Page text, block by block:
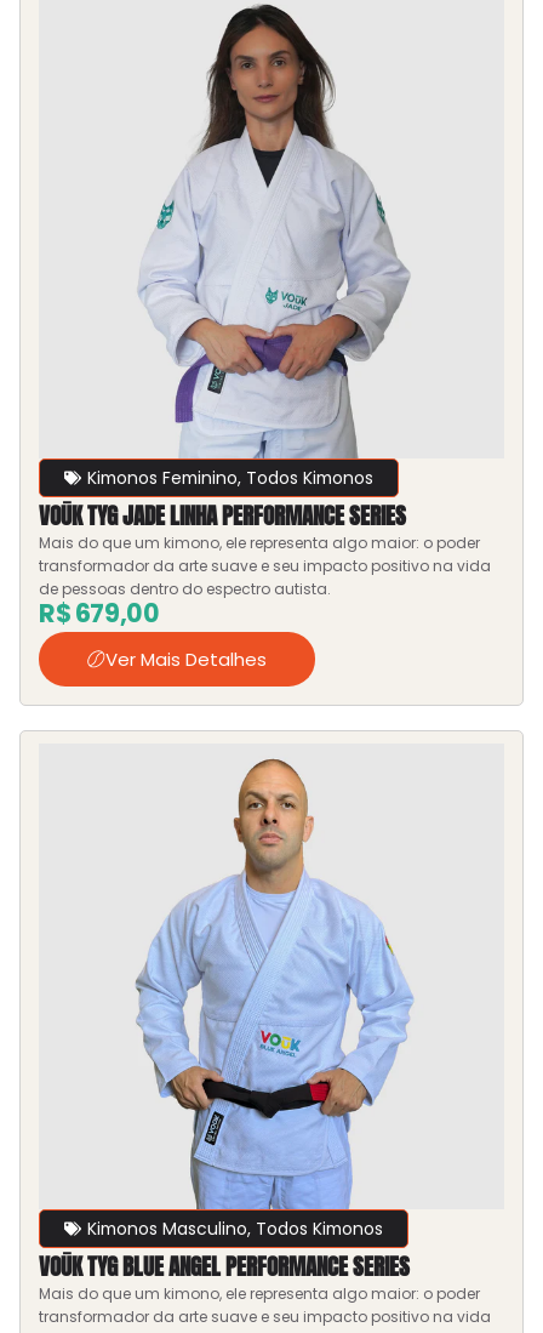
Kimonos Feminino, Todos Kimonos
VOŪK TYG JADE LINHA PERFORMANCE SERIES
Mais do que um kimono, ele representa algo maior: o poder
transformador da arte suave e seu impacto positivo na vida
de pessoas dentro do espectro autista.
R$679,00
Ver Mais Detalhes
Kimonos Masculino, Todos Kimonos
VOŪK TYG BLUE ANGEL PERFORMANCE SERIES
Mais do que um kimono, ele representa algo maior: o poder
transformador da arte suave e seu impacto positivo na vida